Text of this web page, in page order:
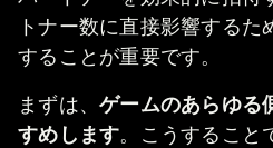
トナー数に直接影響する
することが重要です。
まずは、 ゲームのあらゆる
すめします。こうするこ